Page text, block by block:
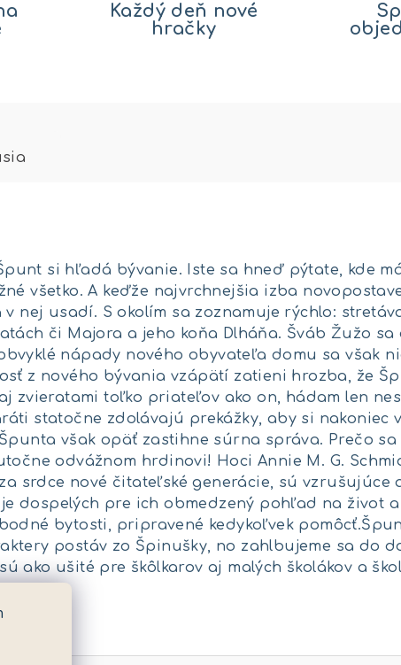
Každý deň nové
hračky
si hľadá bývanie. Iste sa hneď pýtate, kde
všetko. A keďže najvrchnejšia izba
nej usadí. S okolím sa zoznamuje rýchlo:
či Majora a jeho koňa Dlháňa. Šváb Žužo sa
nápady nového obyvateľa domu sa však
z nového bývania vzápätí zatieni hrozba, že
zvieratami toľko priateľov ako on, hádam len
statočne zdolávajú prekážky, aby si nakoniec
však opäť zastihne súrna správa. Prečo
odvážnom hrdinovi! Hoci Annie M. G.
srdce nové čitateľské generácie, sú
dospelých pre ich obmedzený pohľad na život
bytosti, pripravené kedykoľvek
postáv zo Špinušky, no zahlbujeme sa do
ako ušité pre škôlkarov aj malých školákov a